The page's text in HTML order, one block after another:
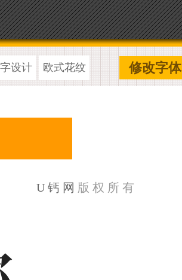
设计 欧式花纹 修改字体
U钙网 版权所有